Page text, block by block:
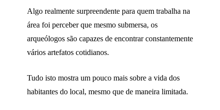
Algo realmente surpreendente para quem trabalha na
área foi perceber que mesmo submersa, os
arqueólogos são capazes de encontrar constantemente
vários artefatos cotidianos.
Tudo isto mostra um pouco mais sobre a vida dos
habitantes do local, mesmo que de maneira limitada.